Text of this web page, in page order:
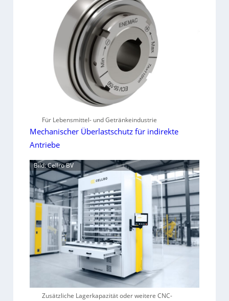
Für Lebensmittel- und Getränkeindustrie
Mechanischer Überlastschutz für indirekte
Antriebe
Bild: Cellro BV
Zusätzliche Lagerkapazität oder weitere CNC-